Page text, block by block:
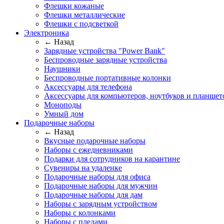
Флешки кожаные
Флешки металлические
Флешки с подсветкой
Электроника
← Назад
Зарядные устройства "Power Bank"
Беспроводные зарядные устройства
Наушники
Беспроводные портативные колонки
Аксессуары для телефона
Аксессуары для компьютеров, ноутбуков и
Моноподы
Умный дом
Подарочные наборы
← Назад
Вкусные подарочные наборы
Наборы с ежедневниками
Подарки для сотрудников на карантине
Сувениры на удаленке
Подарочные наборы для офиса
Подарочные наборы для мужчин
Подарочные наборы для дам
Наборы с зарядным устройством
Наборы с колонками
Наборы с пледами